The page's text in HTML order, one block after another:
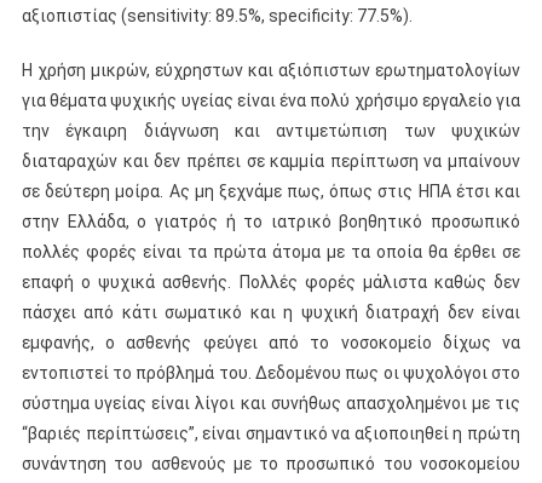
αξιοπιστίας (sensitivity: 89.5%, specificity: 77.5%).
Η χρήση μικρών, εύχρηστων και αξιόπιστων ερωτηματολογίων
για θέματα ψυχικής υγείας είναι ένα πολύ χρήσιμο εργαλείο για
την έγκαιρη διάγνωση και αντιμετώπιση των ψυχικών
διαταραχών και δεν πρέπει σε καμμία περίπτωση να μπαίνουν
σε δεύτερη μοίρα. Ας μη ξεχνάμε πως, όπως στις ΗΠΑ έτσι και
στην Ελλάδα, ο γιατρός ή το ιατρικό βοηθητικό προσωπικό
πολλές φορές είναι τα πρώτα άτομα με τα οποία θα έρθει σε
επαφή ο ψυχικά ασθενής. Πολλές φορές μάλιστα καθώς δεν
πάσχει από κάτι σωματικό και η ψυχική διατραχή δεν είναι
εμφανής, ο ασθενής φεύγει από το νοσοκομείο δίχως να
εντοπιστεί το πρόβλημά του. Δεδομένου πως οι ψυχολόγοι στο
σύστημα υγείας είναι λίγοι και συνήθως απασχολημένοι με τις
“βαριές περίπτώσεις”, είναι σημαντικό να αξιοποιηθεί η πρώτη
συνάντηση του ασθενούς με το προσωπικό του νοσοκομείου